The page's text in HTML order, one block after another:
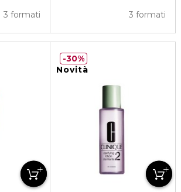
3 formati 3 formati
Novità
30%